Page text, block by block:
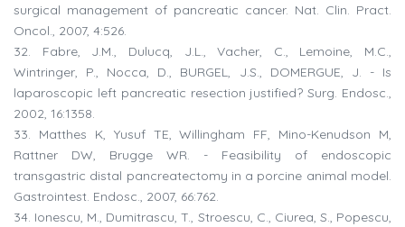
surgical management of pancreatic cancer. Nat. Clin. Pract.
Oncol., 2007, 4:526.
32. Fabre, J.M., Dulucq, J.L., Vacher, C., Lemoine, M.C.,
Wintringer, P., Nocca, D., BURGEL, J.S., DOMERGUE, J. - Is
laparoscopic left pancreatic resection justified? Surg. Endosc.,
2002, 16:1358.
33. Matthes K, Yusuf TE, Willingham FF, Mino-Kenudson M,
Rattner DW, Brugge WR. - Feasibility of endoscopic
transgastric distal pancreatectomy in a porcine animal model.
Gastrointest. Endosc., 2007, 66:762.
34. Ionescu, M., Dumitrascu, T., Stroescu, C., Ciurea, S., Popescu,